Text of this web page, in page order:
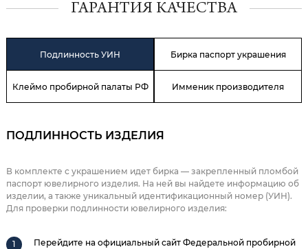
ГАРАНТИЯ КАЧЕСТВА
Подлинность УИН Бирка паспорт украшения
Клеймо пробирной палаты РФ Имменик производителя
ПОДЛИННОСТЬ ИЗДЕЛИЯ
В комплекте с украшением идет бирка — закрепленный пломбой
паспорт ювелирного изделия. На ней вы найдете информацию об
изделии, а также уникальный идентификационный номер (УИН).
Для проверки подлинности ювелирного изделия:
Перейдите на официальный сайт Федеральной пробирной